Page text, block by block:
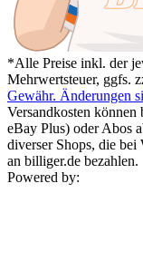
*Alle Preise inkl. der
Mehrwertsteuer, ggfs.
Gewähr. Änderungen
Versandkosten
eBay Plus) oder Abos
diverser Shops, die
an billiger.de bezahlen.
Powered by: